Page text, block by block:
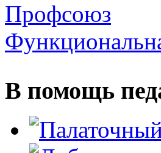
Профсоюз
В помощь